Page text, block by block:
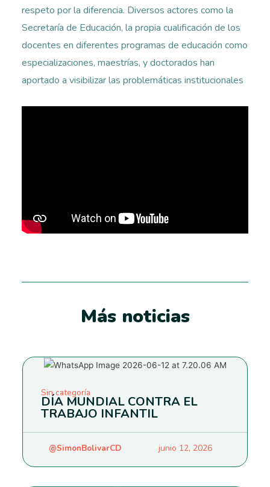
respeto por la diferencia. Diversos actores como la
Secretaría de Educación, la propia cualificación de los
docentes en diferentes programas de educación como
especializaciones, maestrías, y doctorados han
aportado a visibilizar las problemáticas institucionales
Más noticias
Sin categoría
DÍA MUNDIAL CONTRA EL
TRABAJO INFANTIL
@SimonBolivarCD junio 12, 2026